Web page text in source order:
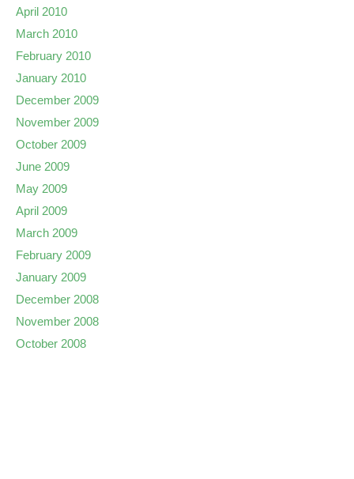
April 2010
March 2010
February 2010
January 2010
December 2009
November 2009
October 2009
June 2009
May 2009
April 2009
March 2009
February 2009
January 2009
December 2008
November 2008
October 2008